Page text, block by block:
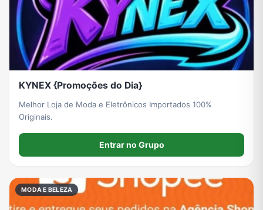
KYNEX {Promoções do Dia}
Melhor Loja de Moda e Eletrônicos Importados 100%
Originais.
Entrar no Grupo
MODA E BELEZA